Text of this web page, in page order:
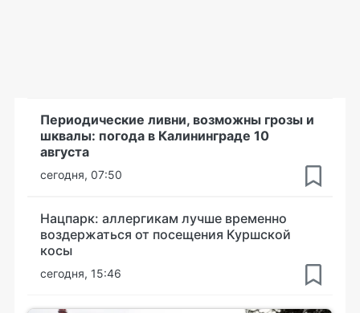
Периодические ливни, возможны грозы и
шквалы: погода в Калининграде 10
августа
сегодня, 07:50
Нацпарк: аллергикам лучше временно
воздержаться от посещения Куршской
косы
сегодня, 15:46